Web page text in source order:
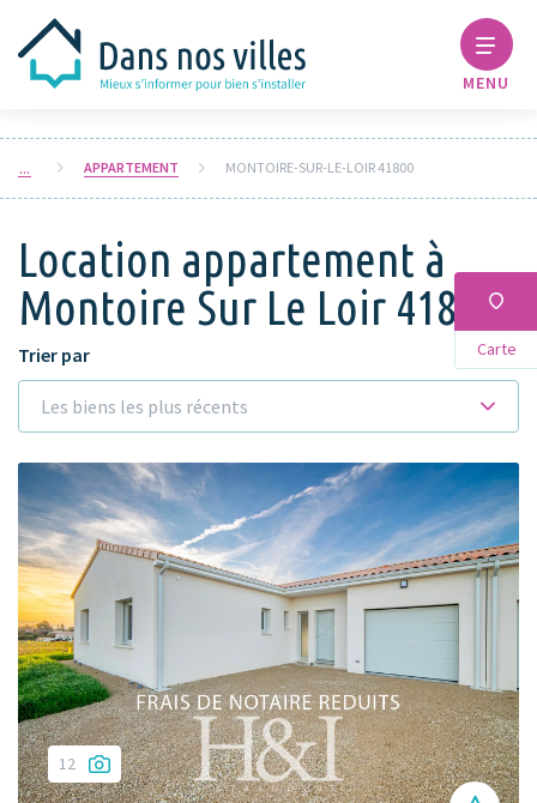
MENU
APPARTEMENT MONTOIRE-SUR-LE-LOIR 41800
Location appartement à
Montoire Sur Le Loir 41800
Carte
Trier par
Les biens les plus récents
12